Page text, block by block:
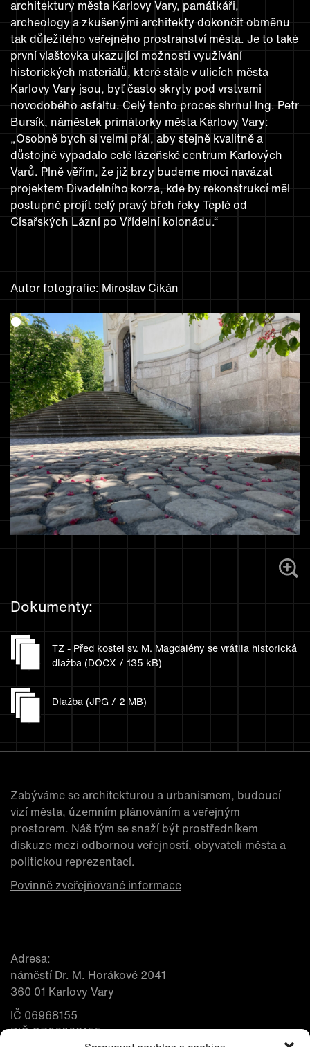
architektury města Karlovy Vary, památkáři,
archeology a zkušenými architekty dokončit obměnu
tak důležitého veřejného prostranství města. Je to také
první vlaštovka ukazující možnosti využívání
historických materiálů, které stále v ulicích města
Karlovy Vary jsou, byť často skryty pod vrstvami
novodobého asfaltu. Celý tento proces shrnul Ing. Petr
Bursík, náměstek primátorky města Karlovy Vary:
„Osobně bych si velmi přál, aby stejně kvalitně a
důstojně vypadalo celé lázeňské centrum Karlových
Varů. Plně věřím, že již brzy budeme moci navázat
projektem Divadelního korza, kde by rekonstrukcí měl
postupně projít celý pravý břeh řeky Teplé od
Císařských Lázní po Vřídelní kolonádu.“
Autor fotografie: Miroslav Cikán
Dokumenty:
TZ - Před kostel sv. M. Magdalény se vrátila historická
dlažba (DOCX / 135 kB)
Dlažba (JPG / 2 MB)
Zabýváme se architekturou a urbanismem, budoucí
vizí města, územním plánováním a veřejným
prostorem. Náš tým se snaží být prostředníkem
diskuze mezi odbornou veřejností, obyvateli města a
politickou reprezentací.
Povinně zveřejňované informace
Adresa:
náměstí Dr. M. Horákové 2041
360 01 Karlovy Vary
IČ 06968155
DIČ CZ06968155